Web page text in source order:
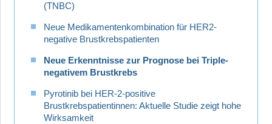
(TNBC)
Neue Medikamentenkombination für HER2-
negative Brustkrebspatienten
Neue Erkenntnisse zur Prognose bei Triple-
negativem Brustkrebs
Pyrotinib bei HER-2-positive
Brustkrebspatientinnen: Aktuelle Studie zeigt hohe
Wirksamkeit